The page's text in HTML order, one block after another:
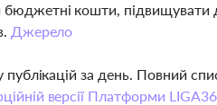
кошти, підвищувати
Джерело
за день. Повний
версії Платформи